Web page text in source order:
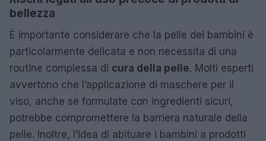
bellezza
È importante considerare che la pelle dei bambini è
particolarmente delicata e non necessita di una
routine complessa di cura della pelle. Molti esperti
avvertono che l’applicazione di maschere per il
viso, anche se formulate con ingredienti sicuri,
potrebbe compromettere la barriera naturale della
pelle. Inoltre, l’idea di abituare i bambini a prodotti